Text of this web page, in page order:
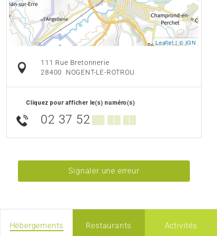
Leaflet|© IGN
111 Rue Bretonnerie
28400
NOGENT-LE-ROTROU
Cliquez pour afficher le(s) numéro(s)
02 37 52 ▒▒ ▒▒ ▒▒
Signaler une erreur
Hébergements Restaurants Activités